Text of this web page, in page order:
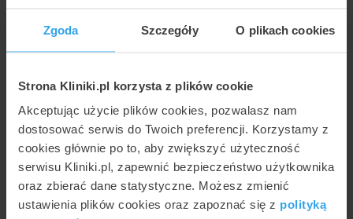
Zgoda Szczegóły O plikach cookies
Strona Kliniki.pl korzysta z plików cookie
Akceptując użycie plików cookies, pozwalasz nam
dostosować serwis do Twoich preferencji. Korzystamy z
cookies głównie po to, aby zwiększyć użyteczność
serwisu Kliniki.pl, zapewnić bezpieczeństwo użytkownika
oraz zbierać dane statystyczne. Możesz zmienić
ustawienia plików cookies oraz zapoznać się z polityką
USG wątroby
300zł
Badania USG Doppler
USG Doppler tętnic szyjnych / kręgowych
USG Doppler żył / tętnic kończyn dolnych
Publikacje